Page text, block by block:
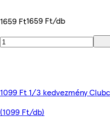
1659 Ft1659 Ft/db
1099 Ft 1/3 kedvezmény
(1099 Ft/db)